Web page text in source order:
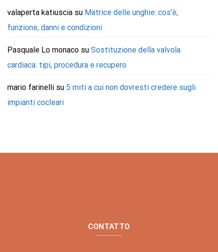
valaperta katiuscia su Matrice delle unghie: cos’è,
funzione, danni e condizioni
Pasquale Lo monaco su Sostituzione della valvola
cardiaca: tipi, procedura e recupero
mario farinelli su 5 miti a cui non dovresti credere sugli
impianti cocleari
CONTATTO